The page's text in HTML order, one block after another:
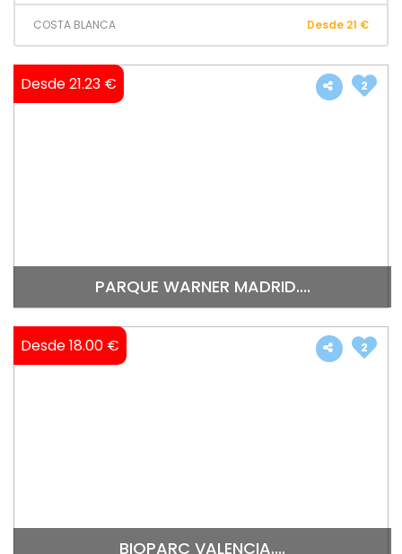
COSTA BLANCA Desde 21 €
Desde 21.23 €
PARQUE WARNER MADRID....
2
Desde 18.00 €
BIOPARC VALENCIA....
2